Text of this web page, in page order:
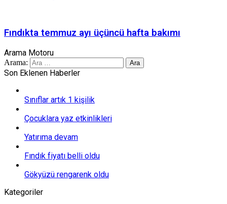
Fındıkta temmuz ayı üçüncü hafta bakımı
Arama Motoru
Arama:
Son Eklenen Haberler
Sınıflar artık 1 kişilik
Çocuklara yaz etkinlikleri
Yatırıma devam
Fındık fiyatı belli oldu
Gökyüzü rengarenk oldu
Kategoriler